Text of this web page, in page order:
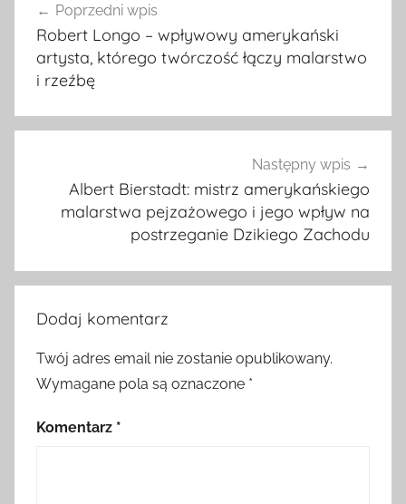
wpisu
Poprzedni wpis
Robert Longo – wpływowy amerykański
artysta, którego twórczość łączy malarstwo
i rzeźbę
Następny wpis
Albert Bierstadt: mistrz amerykańskiego
malarstwa pejzażowego i jego wpływ na
postrzeganie Dzikiego Zachodu
Dodaj komentarz
Twój adres email nie zostanie opublikowany.
Wymagane pola są oznaczone *
Komentarz *